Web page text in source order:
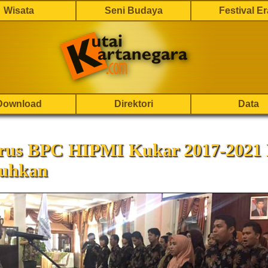
Wisata Seni Budaya Festival
Direktori Data
BPC HIPMI Kukar 2017-2021